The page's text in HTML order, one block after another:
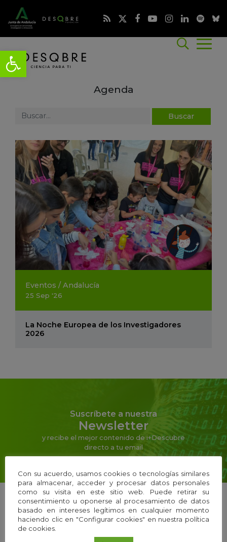
Agenda
Eventos / Andalucía
25 Sep '26
La Noche Europea de los Investigadores
2026
Suscríbete a nuestra
Newsletter
y recibe el mejor contenido de i+Descubre
directo a tu email
La Fundación
Con su acuerdo, usamos cookies o tecnologías similares
para almacenar, acceder y procesar datos personales
como su visita en este sitio web. Puede retirar su
consentimiento u oponerse al procesamiento de datos
basado en intereses legítimos en cualquier momento
haciendo clic en "Configurar cookies" en nuestra política
de cookies.